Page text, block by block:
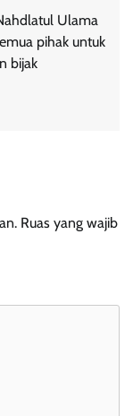
Ulama
pihak untuk
bijak
Ruas yang wajib